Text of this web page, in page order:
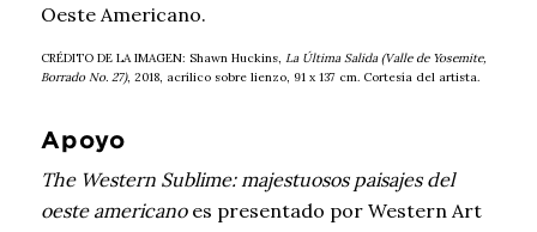
Oeste Americano.
CRÉDITO DE LA IMAGEN: Shawn Huckins, La Última Salida (Valle de Yosemite,
Borrado No. 27), 2018, acrílico sobre lienzo, 91 x 137 cm. Cortesía del artista.
Apoyo
The Western Sublime: majestuosos paisajes del
oeste americano es presentado por Western Art